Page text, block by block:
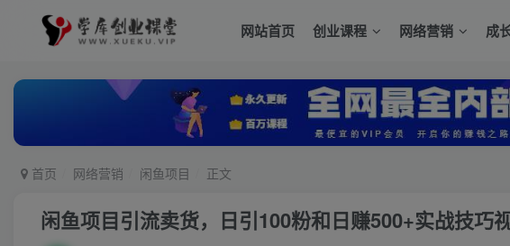
网站首页 创业课程 网络营销 成
首页 网络营销 闲鱼项目 正文
闲鱼项目引流卖货，日引100粉和日赚500+实战技巧